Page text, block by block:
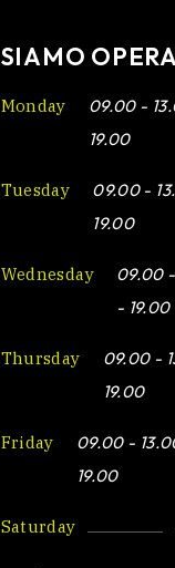
SIAMO
Monday
09.00 -
19.00
Tuesday
09.00 -
19.00
Wednesday
09.00
- 19.00
Thursday
09.00 -
19.00
Friday
09.00 -
19.00
Saturday